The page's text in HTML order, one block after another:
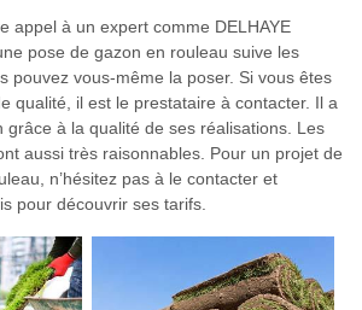
appel à un expert comme DELHAYE
pose de gazon en rouleau suive les
pouvez vous-même la poser. Si vous êtes
qualité, il est le prestataire à contacter. Il a
grâce à la qualité de ses réalisations. Les
aussi très raisonnables. Pour un projet de
n’hésitez pas à le contacter et
pour découvrir ses tarifs.